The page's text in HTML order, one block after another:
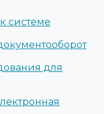
системе
для